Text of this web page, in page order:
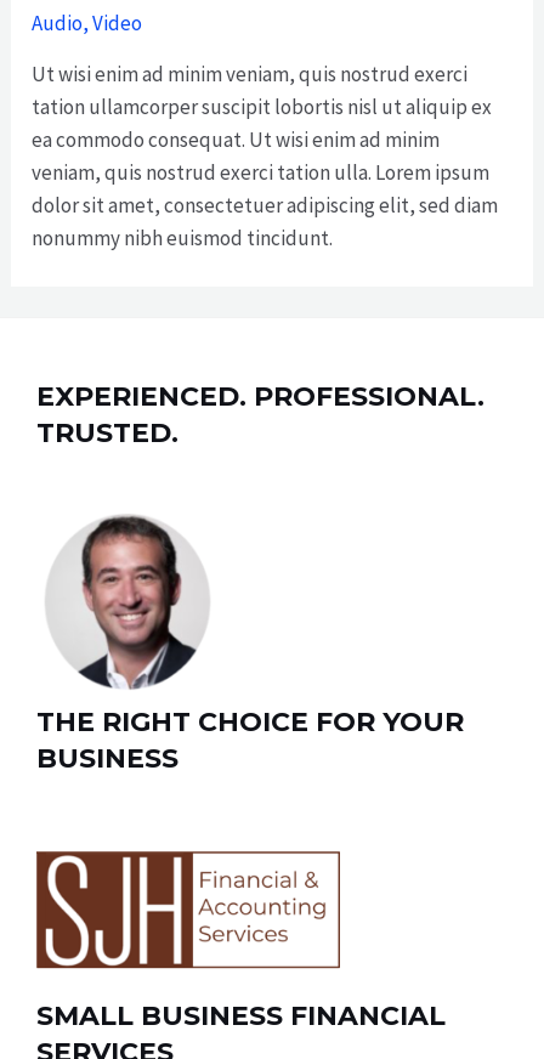
Audio,Video
Ut wisi enim ad minim veniam, quis nostrud exerci
tation ullamcorper suscipit lobortis nisl ut aliquip ex
ea commodo consequat. Ut wisi enim ad minim
veniam, quis nostrud exerci tation ulla. Lorem ipsum
dolor sit amet, consectetuer adipiscing elit, sed diam
nonummy nibh euismod tincidunt.
EXPERIENCED. PROFESSIONAL.
TRUSTED.
THE RIGHT CHOICE FOR YOUR
BUSINESS
SMALL BUSINESS FINANCIAL